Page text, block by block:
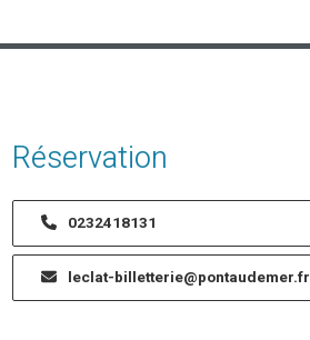
Réservation
0232418131
leclat-billetterie@pontaudemer.fr